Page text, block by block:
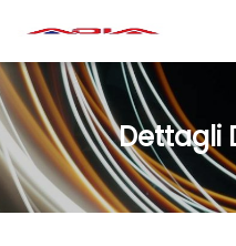
Dettagli